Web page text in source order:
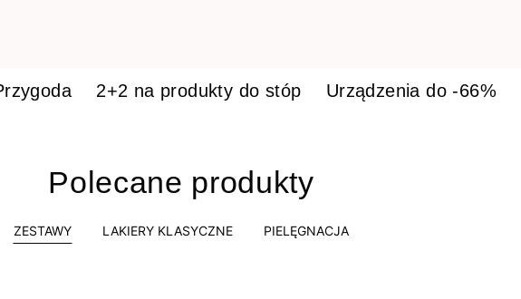
2+2 na produkty do stóp Urządzenia do -66%
Polecane produkty
ZESTAWY LAKIERY KLASYCZNE PIELĘGNACJA